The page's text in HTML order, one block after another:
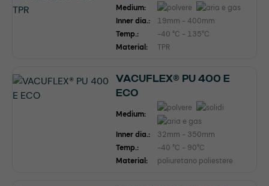
Medium:
Inner dia.:
19mm - 400mm
Temp.:
-40 °C - 135°C
Material:
TPR
VACUFLEX® PU 400 E
ECO
Medium:
Inner dia.:
32mm - 350mm
Temp.:
-40 °C - 90°C
Material:
poliuretano poliestere